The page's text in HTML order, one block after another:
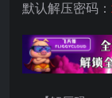
默认解压密码：